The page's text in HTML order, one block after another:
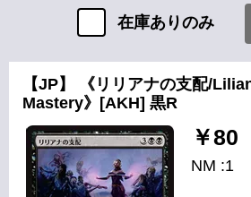
在庫ありのみ
【JP】 《リリアナの支配/
Mastery》[AKH] 黒R
￥80
NM :1